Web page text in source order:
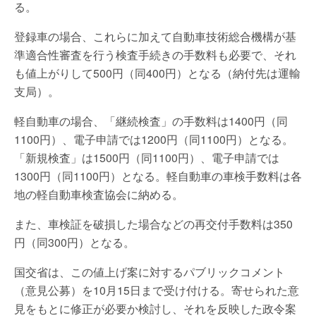
る。
登録車の場合、これらに加えて自動車技術総合機構が基
準適合性審査を行う検査手続きの手数料も必要で、それ
も値上がりして500円（同400円）となる（納付先は運輸
支局）。
軽自動車の場合、「継続検査」の手数料は1400円（同
1100円）、電子申請では1200円（同1100円）となる。
「新規検査」は1500円（同1100円）、電子申請では
1300円（同1100円）となる。軽自動車の車検手数料は各
地の軽自動車検査協会に納める。
また、車検証を破損した場合などの再交付手数料は350
円（同300円）となる。
国交省は、この値上げ案に対するパブリックコメント
（意見公募）を10月15日まで受け付ける。寄せられた意
見をもとに修正が必要か検討し、それを反映した政令案